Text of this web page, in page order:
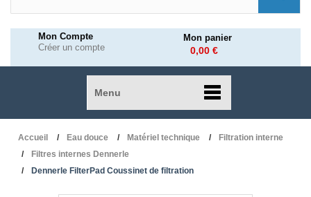
Mon Compte
Créer un compte
Mon panier
0,00 €
Menu
Accueil Eau douce Matériel technique
Filtration interne
Filtres internes Dennerle
Dennerle FilterPad Coussinet de filtration